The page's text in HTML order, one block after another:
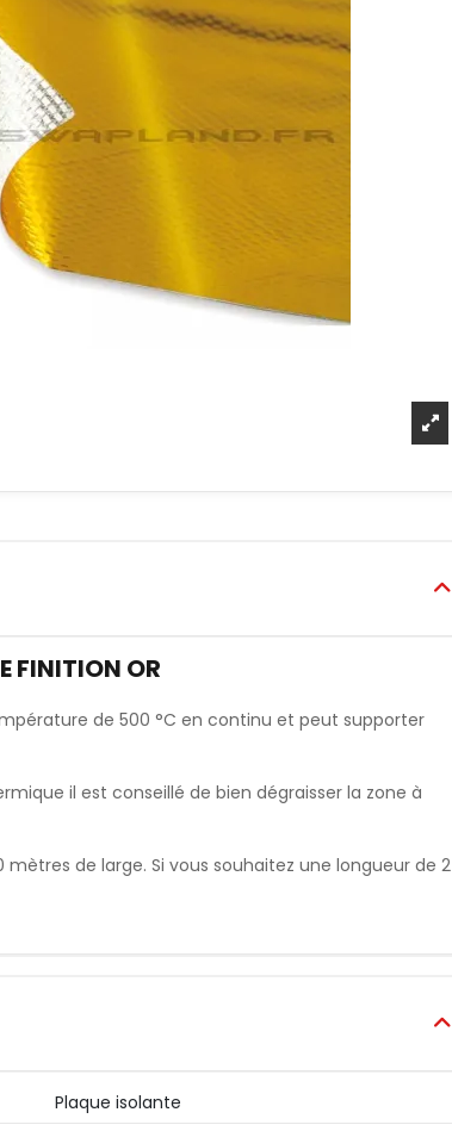
FINITION OR
de 500 °C en continu et peut supporter
il est conseillé de bien dégraisser la zone à
mètres de large. Si vous souhaitez une longueur de 2
Plaque isolante